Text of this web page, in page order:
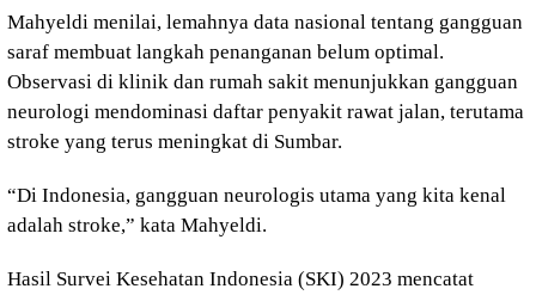
Mahyeldi menilai, lemahnya data nasional tentang gangguan
saraf membuat langkah penanganan belum optimal.
Observasi di klinik dan rumah sakit menunjukkan gangguan
neurologi mendominasi daftar penyakit rawat jalan, terutama
stroke yang terus meningkat di Sumbar.
“Di Indonesia, gangguan neurologis utama yang kita kenal
adalah stroke,” kata Mahyeldi.
Hasil Survei Kesehatan Indonesia (SKI) 2023 mencatat